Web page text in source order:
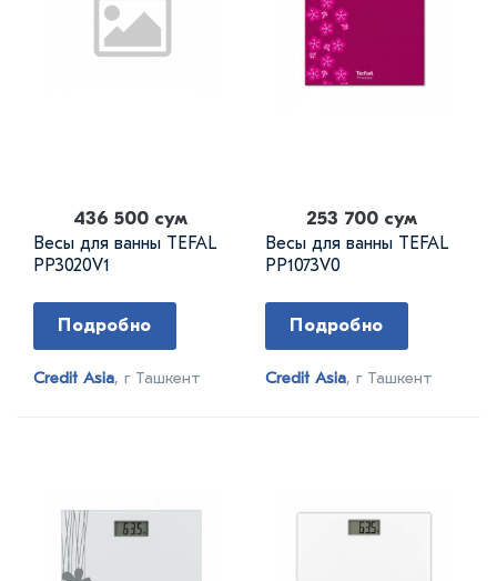
436 500 сум
Весы для ванны TEFAL
PP3020V1
Подробно
Credit Asia, г Ташкент
253 700 сум
Весы для ванны TEFAL
PP1073V0
Подробно
Credit Asia, г Ташкент